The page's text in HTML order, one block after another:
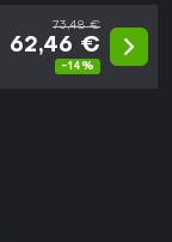
73,48 €
62,46 €
-14%